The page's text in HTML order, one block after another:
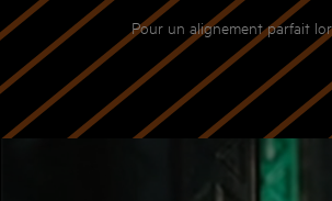
Pour un alignement parfait